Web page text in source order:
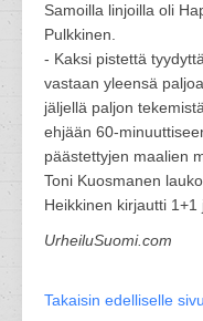
Samoilla linjoilla oli
Pulkkinen.
- Kaksi pistettä
vastaan yleensä
jäljellä paljon
ehjään 60-
päästettyjen maalien
Toni Kuosmanen
Heikkinen kirjautti 1+1
UrheiluSuomi.com
Takaisin edelliselle